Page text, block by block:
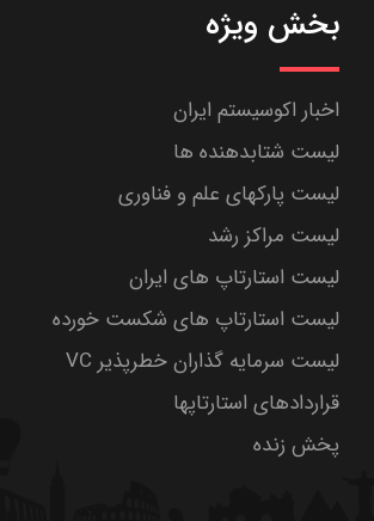
بخش ویژه
اخبار اکوسیستم ایران
لیست شتابدهنده ها
لیست پارکهای علم و فناوری
لیست مراکز رشد
لیست استارتاپ های ایران
لیست استارتاپ های شکست خورده
لیست سرمایه گذاران خطرپذیر VC
قراردادهای استارتاپها
پخش زنده